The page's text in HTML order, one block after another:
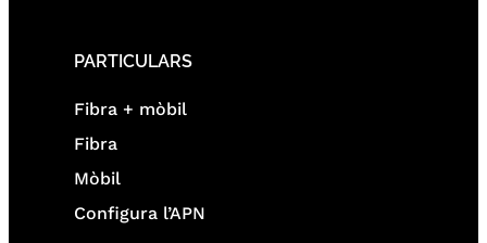
PARTICULARS
Fibra + mòbil
Fibra
Mòbil
Configura l’APN